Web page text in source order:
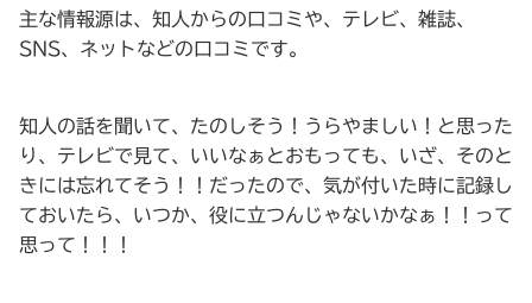
主な情報源は、知人からの口コミや、テレビ、雑誌、
SNS、ネットなどの口コミです。
知人の話を聞いて、たのしそう！うらやましい！と思った
り、テレビで見て、いいなぁとおもっても、いざ、そのと
きには忘れてそう！！だったので、気が付いた時に記録し
ておいたら、いつか、役に立つんじゃないかなぁ！！って
思って！！！